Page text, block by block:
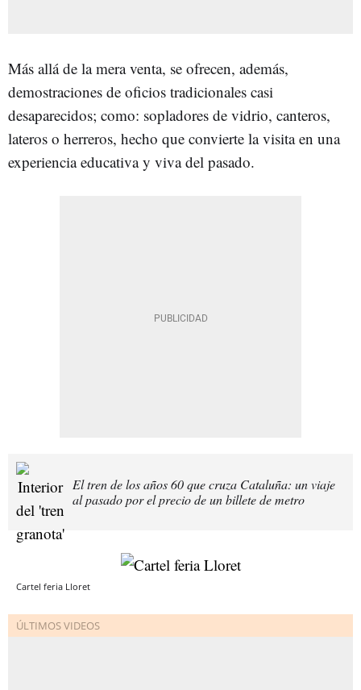
Más allá de la mera venta, se ofrecen, además,
demostraciones de oficios tradicionales casi
desaparecidos; como: sopladores de vidrio, canteros,
lateros o herreros, hecho que convierte la visita en una
experiencia educativa y viva del pasado.
El tren de los años 60 que cruza Cataluña: un viaje
al pasado por el precio de un billete de metro
Cartel feria Lloret